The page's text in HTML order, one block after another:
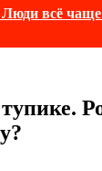
Люди всё